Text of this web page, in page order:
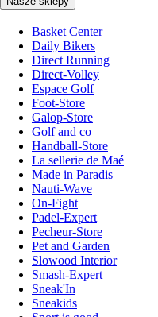
Basket Center
Daily Bikers
Direct Running
Direct-Volley
Espace Golf
Foot-Store
Galop-Store
Golf and co
Handball-Store
La sellerie de Maé
Made in Paradis
Nauti-Wave
On-Fight
Padel-Expert
Pecheur-Store
Pet and Garden
Slowood Interior
Smash-Expert
Sneak'In
Sneakids